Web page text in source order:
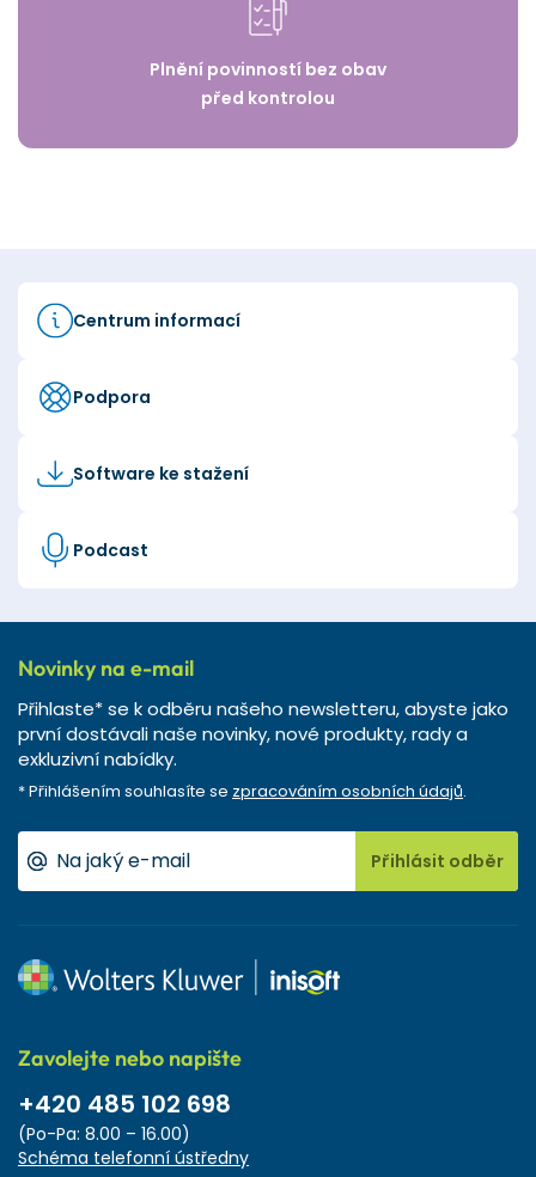
Plnění povinností bez obav
před kontrolou
Centrum informací
Podpora
Software ke stažení
Podcast
Novinky na e-mail
Přihlaste* se k odběru našeho newsletteru, abyste jako
první dostávali naše novinky, nové produkty, rady a
exkluzivní nabídky.
* Přihlášením souhlasíte se zpracováním osobních údajů.
Přihlásit odběr
Zavolejte nebo napište
+420 485 102 698
(Po-Pa: 8.00 – 16.00)
Schéma telefonní ústředny